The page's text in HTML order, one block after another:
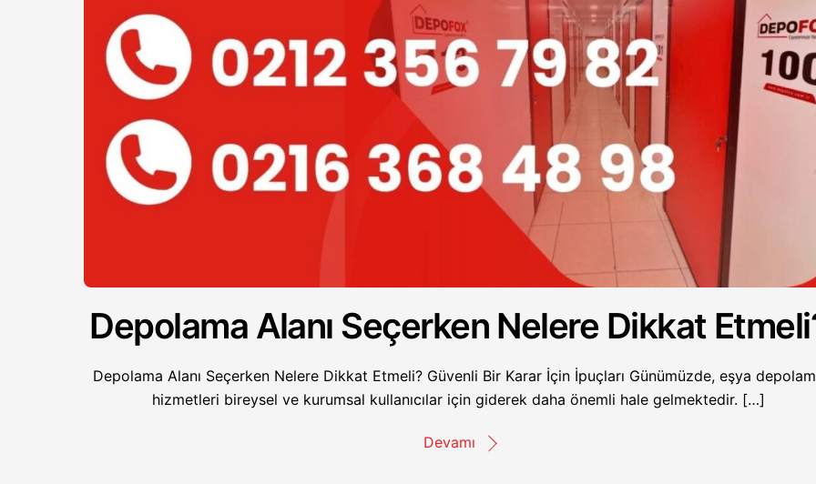
Depolama Alanı Seçerken Nelere Dikkat
Depolama Alanı Seçerken Nelere Dikkat Etmeli? Güvenli Bir Karar İçin İpuçları Günümüzde, eşya
hizmetleri bireysel ve kurumsal kullanıcılar için giderek daha önemli hale gelmektedir. […]
Devamı